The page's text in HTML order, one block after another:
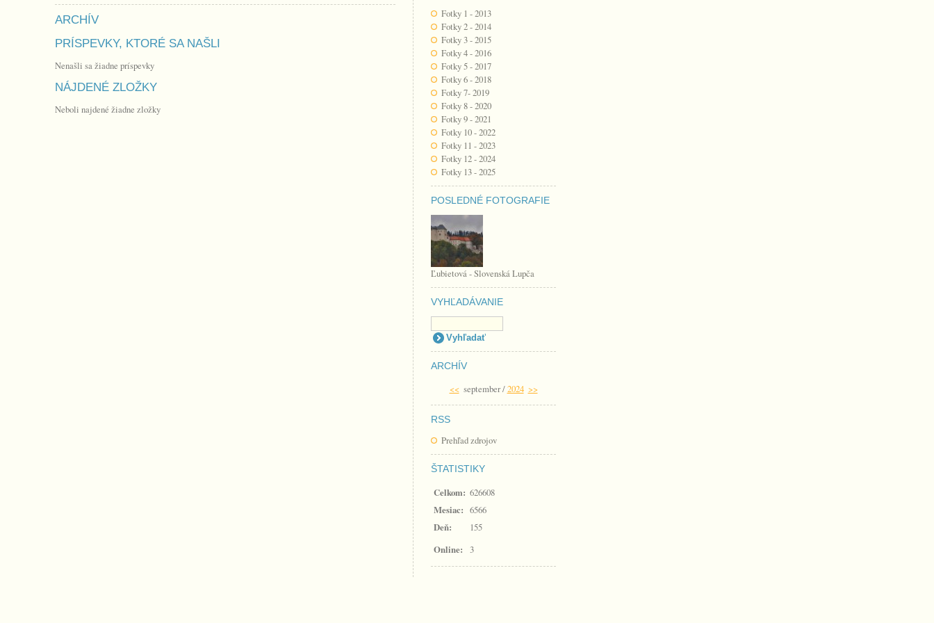
Fotky 1 - 2013
Fotky 2 - 2014
Fotky 3 - 2015
Fotky 4 - 2016
Fotky 5 - 2017
Fotky 6 - 2018
Fotky 7- 2019
Fotky 8 - 2020
Fotky 9 - 2021
Fotky 10 - 2022
Fotky 11 - 2023
Fotky 12 - 2024
Fotky 13 - 2025
POSLEDNÉ FOTOGRAFIE
Ľubietová - Slovenská Lupča
VYHĽADÁVANIE
ARCHÍV
<< september /2024 >>
RSS
Prehľad zdrojov
ŠTATISTIKY
Online: 3
Celkom: 626608
Mesiac: 6566
Deň:
155
ARCHÍV
PRÍSPEVKY, KTORÉ SA NAŠLI
Nenašli sa žiadne príspevky
NÁJDENÉ ZLOŽKY
Neboli najdené žiadne zložky